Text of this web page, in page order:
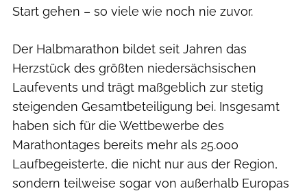
Start gehen – so viele wie noch nie zuvor.
Der Halbmarathon bildet seit Jahren das
Herzstück des größten niedersächsischen
Laufevents und trägt maßgeblich zur stetig
steigenden Gesamtbeteiligung bei. Insgesamt
haben sich für die Wettbewerbe des
Marathontages bereits mehr als 25.000
Laufbegeisterte, die nicht nur aus der Region,
sondern teilweise sogar von außerhalb Europas